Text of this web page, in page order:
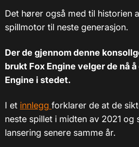
Det hører også med til historien
spillmotor til neste generasjon.
Der de gjennom denne
brukt Fox Engine velger de nå
Engine i stedet.
I et innlegg forklarer de at de
neste spillet i midten av 2021 og
lansering senere samme år.